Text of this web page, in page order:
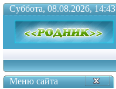
Суббота, 08.08.2026, 14:43
Меню сайта